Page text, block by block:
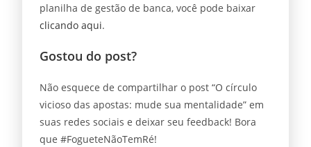
planilha de gestão de banca, você pode baixar
clicando aqui.
Gostou do post?
Não esquece de compartilhar o post “O círculo
vicioso das apostas: mude sua mentalidade” em
suas redes sociais e deixar seu feedback! Bora
que #FogueteNãoTemRé!